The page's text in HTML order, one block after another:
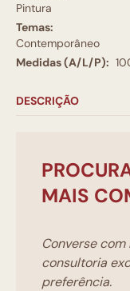
Pintura
Temas:
Contemporâneo
Medidas (A/L/P):
DESCRIÇÃO
MAIS
Converse
consultoria
preferência.